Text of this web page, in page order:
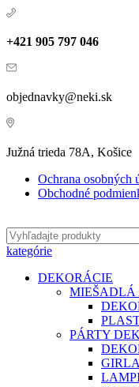
+421 905 797 046
objednavky@neki.sk
Južná trieda 78A, Košice
Ochrana osobných
Obchodné
kategórie
DEKORÁCIE
MIEŠADLÁ
PÁRTY